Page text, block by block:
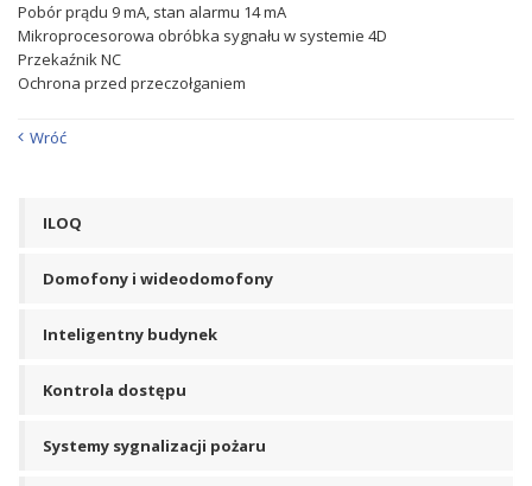
Pobór prądu 9 mA, stan alarmu 14 mA
Mikroprocesorowa obróbka sygnału w systemie 4D
Przekaźnik NC
Ochrona przed przeczołganiem
Wróć
ILOQ
Domofony i wideodomofony
Inteligentny budynek
Kontrola dostępu
Systemy sygnalizacji pożaru